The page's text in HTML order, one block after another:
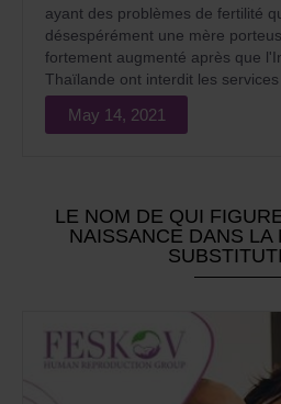
ayant des problèmes de fertilité
désespérément une mère
fortement augmenté après que
Thaïlande ont interdit les services
May 14, 2021
LE NOM DE QUI
NAISSANCE DANS LA